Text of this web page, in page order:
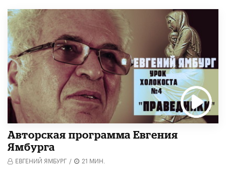
Авторская программа Евгения
Ямбурга
ЕВГЕНИЙ ЯМБУРГ / 21 МИН.